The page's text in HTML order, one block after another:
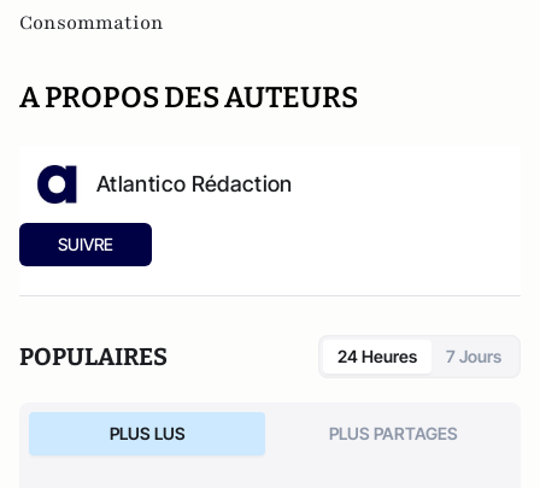
Consommation
A PROPOS DES AUTEURS
Atlantico Rédaction
SUIVRE
POPULAIRES 24 Heures 7 Jours
PLUS LUS PLUS PARTAGES